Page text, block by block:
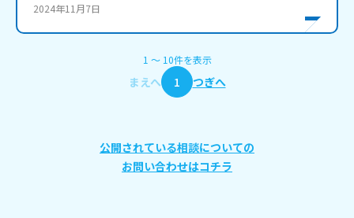
2024年11月7日
1 〜 10件を表示
まえへ 1 つぎへ
公開されている相談についての
お問い合わせはコチラ